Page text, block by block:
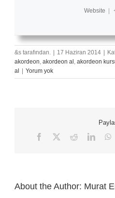
Website |
&s tarafından. | 17 Haziran 2014 |
akordeon akordeon al akordeon
al | Yorum yok
Facebook Reddit
About the Author: Murat